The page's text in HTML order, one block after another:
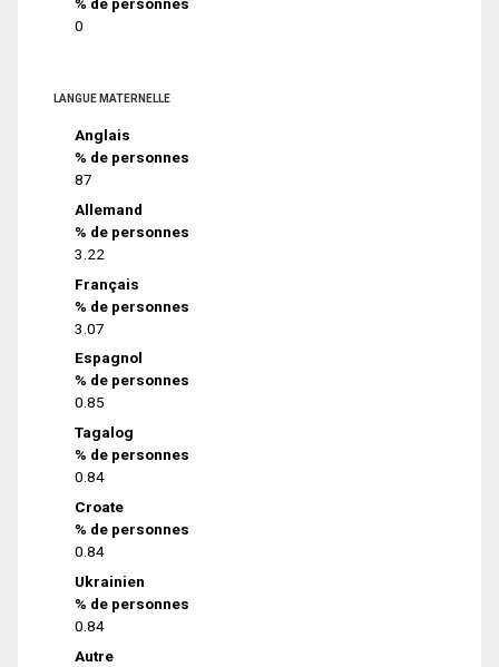
0
LANGUE MATERNELLE
Anglais
% de personnes
87
Allemand
% de personnes
3.22
Français
% de personnes
3.07
Espagnol
% de personnes
0.85
Tagalog
% de personnes
0.84
Croate
% de personnes
0.84
Ukrainien
% de personnes
0.84
Autre